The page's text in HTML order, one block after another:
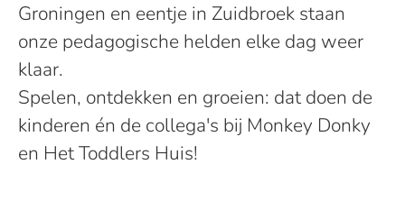
Groningen en eentje in Zuidbroek staan
onze pedagogische helden elke dag weer
klaar.
Spelen, ontdekken en groeien: dat doen de
kinderen én de collega's bij Monkey Donky
en Het Toddlers Huis!